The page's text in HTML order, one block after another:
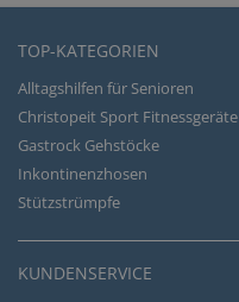
TOP-KATEGORIEN
Alltagshilfen für Senioren
Christopeit Sport Fitnessgeräte
Gastrock Gehstöcke
Inkontinenzhosen
Stützstrümpfe
KUNDENSERVICE